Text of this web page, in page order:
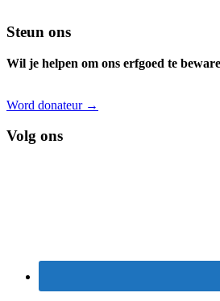
Footer
Steun ons
Wil je helpen om ons erfgoed te
Word donateur →
Volg ons